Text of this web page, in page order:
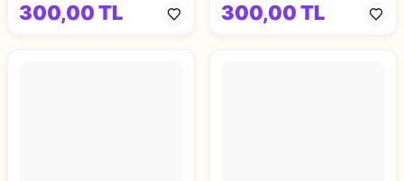
300,00 TL 300,00 TL